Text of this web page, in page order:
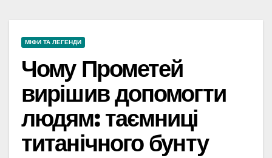
МІФИ ТА ЛЕГЕНДИ
Чому Прометей
вирішив допомогти
людям: таємниці
титанічного бунту